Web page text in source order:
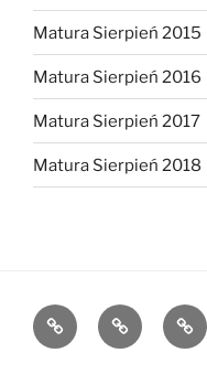
Matura Sierpień 2015
Matura Sierpień 2016
Matura Sierpień 2017
Matura Sierpień 2018
Strona
główna
Dlaczego
warto?
O
mnie